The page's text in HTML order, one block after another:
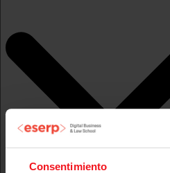
Consentimiento